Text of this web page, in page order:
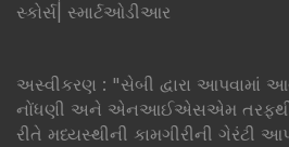
સ્કોર્સ સ્માર્ટઓડીઆર
​અસ્વીકરણ : "સેબી દ્વારા આપવામાં
નોંધણી અને એનઆઈએસએમ તરફથી
રીતે મધ્યસ્થીની કામગીરીની ગેરંટી